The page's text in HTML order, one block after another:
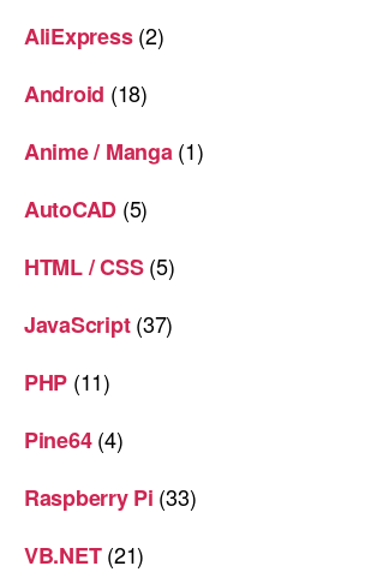
AliExpress(2)
Android (18)
Anime / Manga (1)
AutoCAD (5)
HTML / CSS(5)
JavaScript(37)
PHP (11)
Pine64(4)
Raspberry Pi (33)
VB.NET(21)